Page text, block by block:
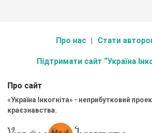
Про нас Стати
Підтримати сайт “Україна
Про сайт
«Україна Інкогніта» - неприбутковий
краєзнавства.